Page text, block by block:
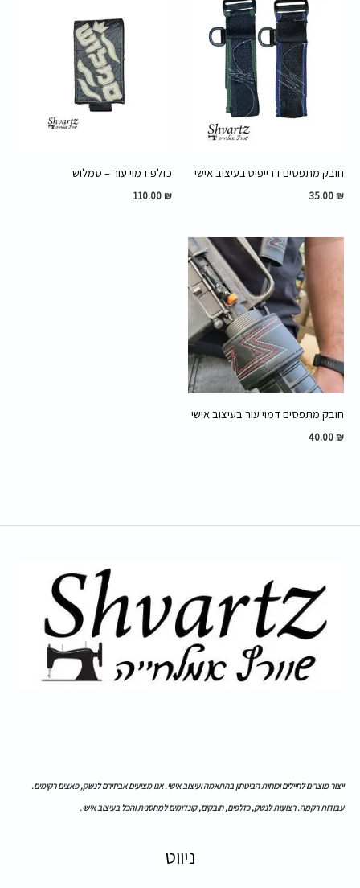
חובק מתפסים דרייפיט בעיצוב אישי
35.00 ₪
כזלפ דמוי עור – סמלוש
110.00 ₪
חובק מתפסים דמוי עור בעיצוב אישי
40.00 ₪
ייצור מוצרים לחיילים וכוחות הביטחון בהתאמה ועיצוב אישי. אנו מציעים אביזירם לנשק, פאצים רקומים.
עבודות רקמה. רצועות לנשק, כזלפים, חובקים, קונדומים למחסנית והכל בעיצוב אישי.
ניווט